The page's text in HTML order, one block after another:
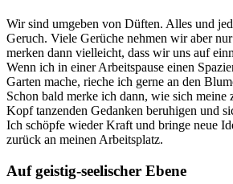
Wir sind umgeben von Düften. Alles und
Geruch. Viele Gerüche nehmen wir aber
merken dann vielleicht, dass wir uns auf
Wenn ich in einer Arbeitspause einen
Garten mache, rieche ich gerne an den
Schon bald merke ich dann, wie sich
Kopf tanzenden Gedanken beruhigen und
Ich schöpfe wieder Kraft und bringe neue
zurück an meinen Arbeitsplatz.
Auf geistig-seelischer Ebene